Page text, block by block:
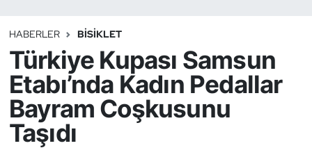
HABERLER BISIKLET
Türkiye Kupası Samsun
Etabı’nda Kadın Pedallar
Bayram Coşkusunu
Taşıdı
Binicilik
Bisiklet
Bocce Bowling Dart